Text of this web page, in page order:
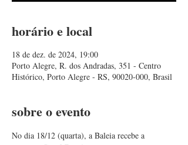
horário e local
18 de dez. de 2024, 19:00
Porto Alegre, R. dos Andradas, 351 - Centro
Histórico, Porto Alegre - RS, 90020-000, Brasil
sobre o evento
No dia 18/12 (quarta), a Baleia recebe a